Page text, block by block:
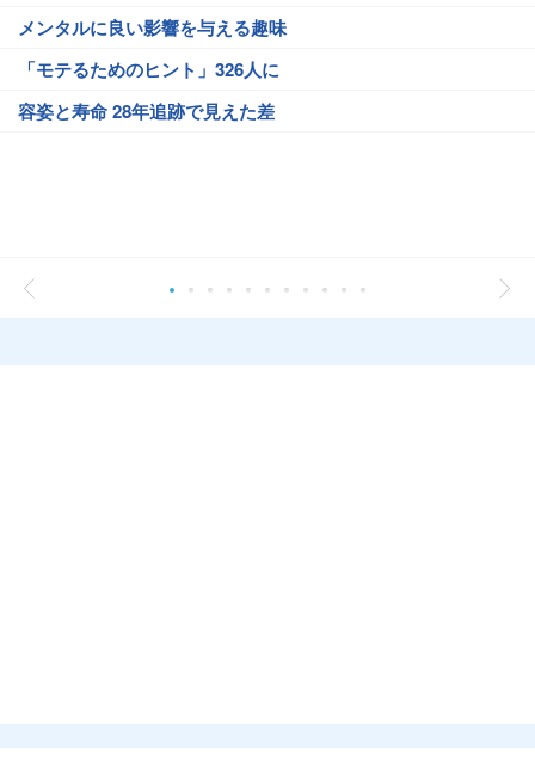
メンタルに良い影響を与える趣味
「モテるためのヒント」326人に
容姿と寿命 28年追跡で見えた差